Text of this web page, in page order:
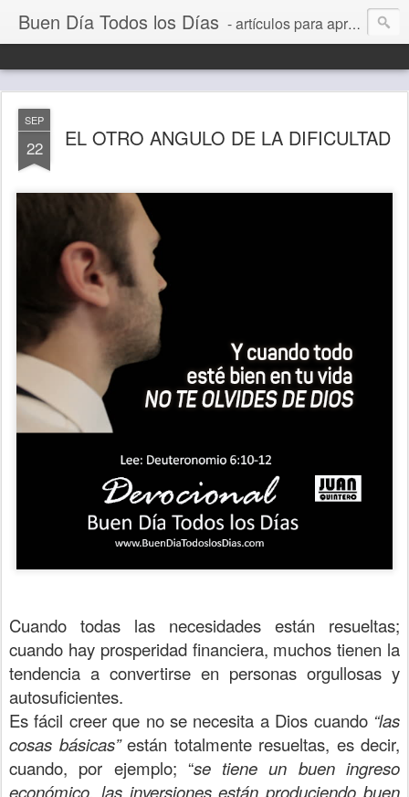
Buen Día Todos los Días - artículos para aprender a vivir mejor, un día a la vez. Por Juan C Quintero
SEP
22 EL OTRO ANGULO DE LA DIFICULTAD
Cuando todas las necesidades están resueltas;
cuando hay prosperidad financiera, muchos tienen la
tendencia a convertirse en personas orgullosas y
autosuficientes.
Es fácil creer que no se necesita a Dios cuando “las
cosas básicas”están totalmente resueltas, es decir,
cuando, por ejemplo; “se tiene un buen ingreso
económico, las inversiones están produciendo buen